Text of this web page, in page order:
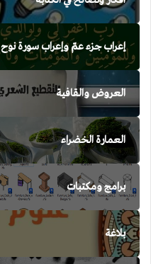
إعراب جزء عمّ وإعراب سورة نوح
العروض والقافية
العمارة الخضراء
برامج ومكتبات
بلاغة